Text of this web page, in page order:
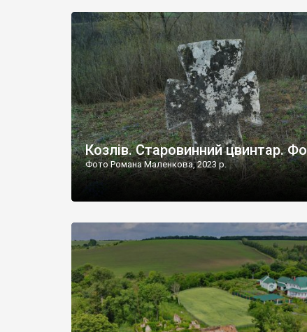
Наддністрянське відрізняється від більшості
сіл. У селі є мурована Михайлівська церква. Точної
Козлів. Старовинний цвинтар.
Фото Романа Маленкова, 2023 р.